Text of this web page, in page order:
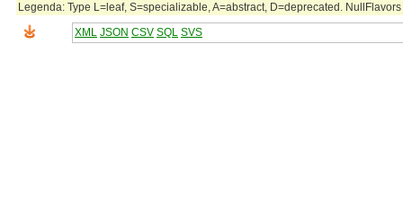
Legenda: Type L=leaf, S=specializable, A=abstract, D=deprecated.
XML JSON CSV SQL SVS